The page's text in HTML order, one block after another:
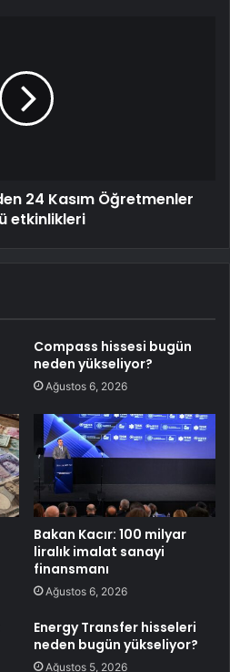
24 Kasım Öğretmenler
etkinlikleri
Compass hissesi bugün
neden yükseliyor?
Ağustos 6, 2026
Bakan Kacır: 100 milyar
liralık imalat sanayi
finansmanı
Ağustos 6, 2026
Energy Transfer hisseleri
neden bugün yükseliyor?
Ağustos 5, 2026